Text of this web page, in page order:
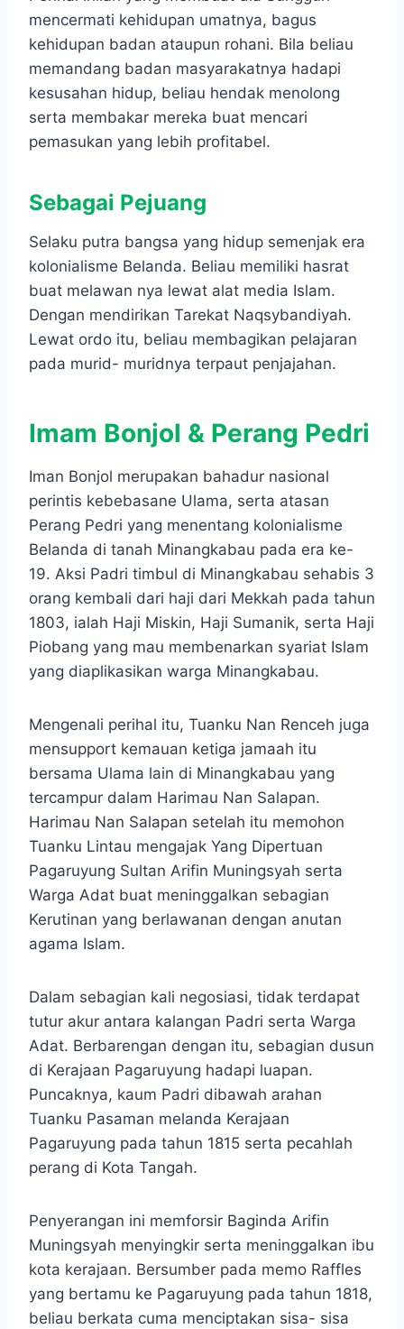
mencermati kehidupan umatnya, bagus
kehidupan badan ataupun rohani. Bila beliau
memandang badan masyarakatnya hadapi
kesusahan hidup, beliau hendak menolong
serta membakar mereka buat mencari
pemasukan yang lebih profitabel.
Sebagai Pejuang
Selaku putra bangsa yang hidup semenjak era
kolonialisme Belanda. Beliau memiliki hasrat
buat melawan nya lewat alat media Islam.
Dengan mendirikan Tarekat Naqsybandiyah.
Lewat ordo itu, beliau membagikan pelajaran
pada murid- muridnya terpaut penjajahan.
Imam Bonjol & Perang Pedri
Iman Bonjol merupakan bahadur nasional
perintis kebebasane Ulama, serta atasan
Perang Pedri yang menentang kolonialisme
Belanda di tanah Minangkabau pada era ke-
19. Aksi Padri timbul di Minangkabau sehabis 3
orang kembali dari haji dari Mekkah pada tahun
1803, ialah Haji Miskin, Haji Sumanik, serta Haji
Piobang yang mau membenarkan syariat Islam
yang diaplikasikan warga Minangkabau.
Mengenali perihal itu, Tuanku Nan Renceh juga
mensupport kemauan ketiga jamaah itu
bersama Ulama lain di Minangkabau yang
tercampur dalam Harimau Nan Salapan.
Harimau Nan Salapan setelah itu memohon
Tuanku Lintau mengajak Yang Dipertuan
Pagaruyung Sultan Arifin Muningsyah serta
Warga Adat buat meninggalkan sebagian
Kerutinan yang berlawanan dengan anutan
agama Islam.
Dalam sebagian kali negosiasi, tidak terdapat
tutur akur antara kalangan Padri serta Warga
Adat. Berbarengan dengan itu, sebagian dusun
di Kerajaan Pagaruyung hadapi luapan.
Puncaknya, kaum Padri dibawah arahan
Tuanku Pasaman melanda Kerajaan
Pagaruyung pada tahun 1815 serta pecahlah
perang di Kota Tangah.
Penyerangan ini memforsir Baginda Arifin
Muningsyah menyingkir serta meninggalkan ibu
kota kerajaan. Bersumber pada memo Raffles
yang bertamu ke Pagaruyung pada tahun 1818,
beliau berkata cuma menciptakan sisa- sisa